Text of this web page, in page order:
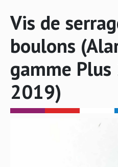
Vis de
boulons
gamme
2019)